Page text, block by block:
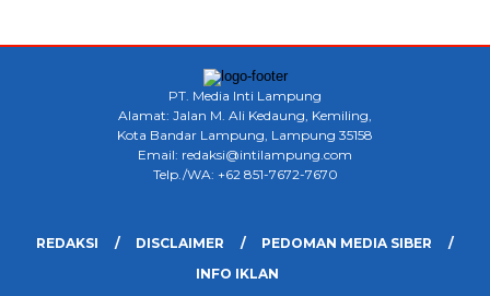
PT. Media Inti Lampung
Alamat: Jalan M. Ali Kedaung, Kemiling,
Kota Bandar Lampung, Lampung 35158
Email: redaksi@intilampung.com
Telp./WA: +62 851-7672-7670
REDAKSI DISCLAIMER
PEDOMAN MEDIA SIBER
INFO IKLAN